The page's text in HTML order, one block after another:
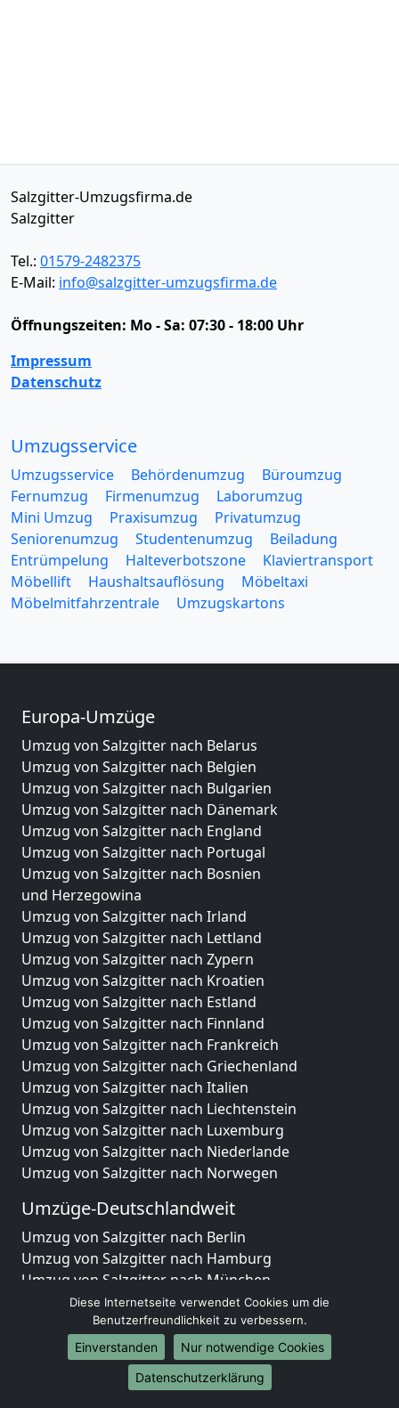
Salzgitter-Umzugsfirma.de
Salzgitter
Tel.: 01579-2482375
E-Mail: info@salzgitter-umzugsfirma.de
Öffnungszeiten: Mo - Sa: 07:30 - 18:00 Uhr
Impressum
Datenschutz
Umzugsservice
Umzugsservice Behördenumzug
Büroumzug
Fernumzug
Firmenumzug
Laborumzug
Mini Umzug
Praxisumzug
Privatumzug
Seniorenumzug
Studentenumzug
Beiladung
Entrümpelung
Halteverbotszone
Klaviertransport
Möbellift
Haushaltsauflösung
Möbeltaxi
Möbelmitfahrzentrale
Umzugskartons
Europa-Umzüge
Umzug von Salzgitter nach Belarus
Umzug von Salzgitter nach Belgien
Umzug von Salzgitter nach Bulgarien
Umzug von Salzgitter nach Dänemark
Umzug von Salzgitter nach England
Umzug von Salzgitter nach Portugal
Umzug von Salzgitter nach Bosnien
und Herzegowina
Umzug von Salzgitter nach Irland
Umzug von Salzgitter nach Lettland
Umzug von Salzgitter nach Zypern
Umzug von Salzgitter nach Kroatien
Umzug von Salzgitter nach Estland
Umzug von Salzgitter nach Finnland
Umzug von Salzgitter nach Frankreich
Umzug von Salzgitter nach Griechenland
Umzug von Salzgitter nach Italien
Umzug von Salzgitter nach Liechtenstein
Umzug von Salzgitter nach Luxemburg
Umzug von Salzgitter nach Niederlande
Umzug von Salzgitter nach Norwegen
Umzüge-Deutschlandweit
Umzug von Salzgitter nach Berlin
Umzug von Salzgitter nach Hamburg
Umzug von Salzgitter nach München
Umzug von Salzgitter nach Köln
Umzug von Salzgitter nach Frankfurt am Main
Umzug von Salzgitter nach Stuttgart
Umzug von Salzgitter nach Düsseldorf
Umzug von Salzgitter nach Leipzig
Diese Internetseite verwendet Cookies um die
Benutzerfreundlichkeit zu verbessern.
Einverstanden
Nur notwendige Cookies
Datenschutzerklärung